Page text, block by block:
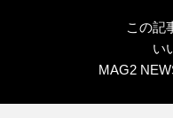
この記
い
MAG2